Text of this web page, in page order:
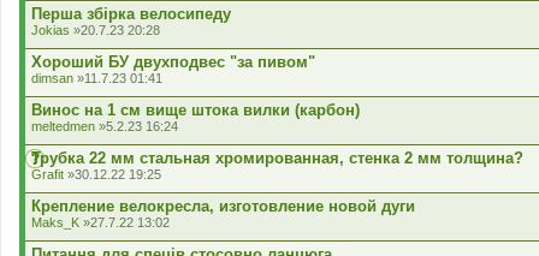
к
л
а
д
е
н
н
я
Перша збірка велосипеду
Jokias »20.7.23 20:28
Хороший БУ двухподвес "за пивом"
dimsan »11.7.23 01:41
Винос на 1 см вище штока вилки (карбон)
meltedmen »5.2.23 16:24
Трубка 22 мм стальная хромированная, стенка 2 мм толщина?
Grafit »30.12.22 19:25
Крепление велокресла, изготовление новой дуги
Maks_K »27.7.22 13:02